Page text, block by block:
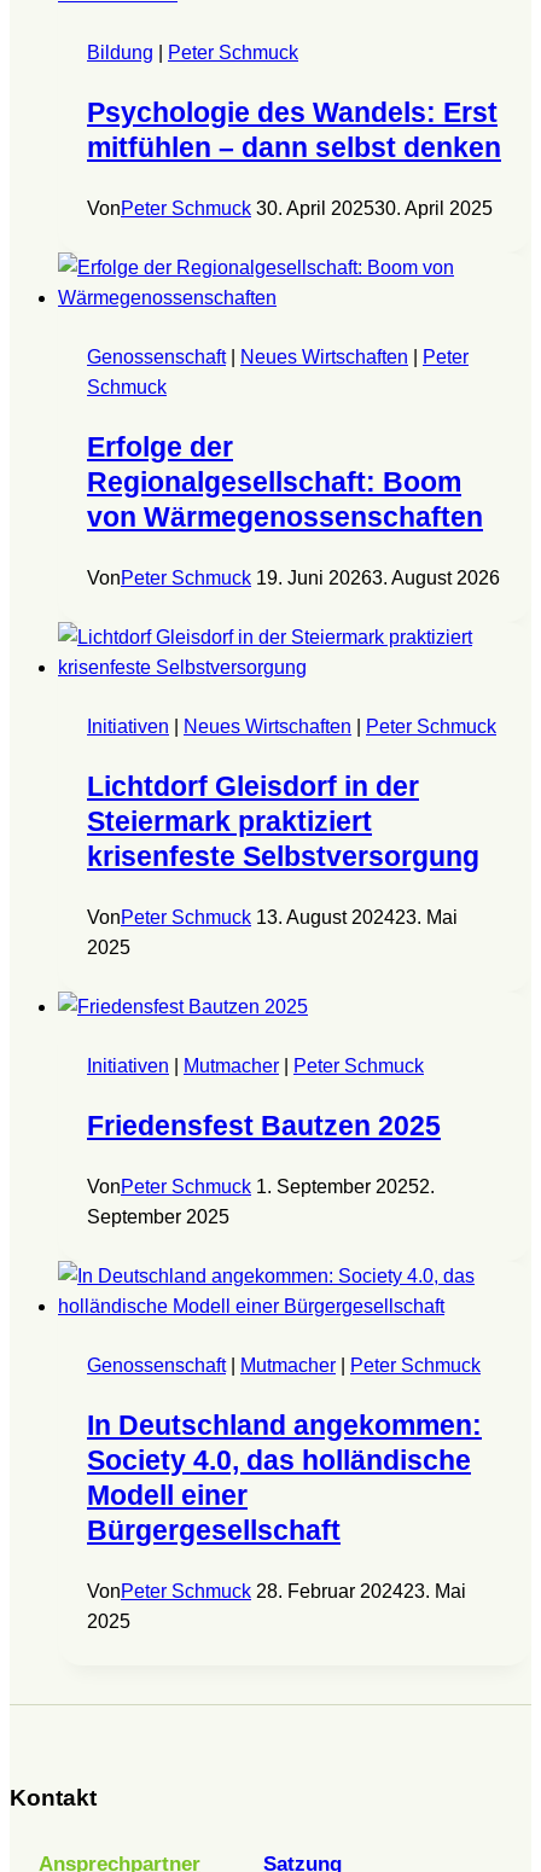
Bildung Peter Schmuck
Psychologie des Wandels: Erst
mitfühlen – dann selbst denken
VonPeter Schmuck 30. April 202530. April 2025
Genossenschaft| Neues Wirtschaften
Peter
Schmuck
Erfolge der
Regionalgesellschaft: Boom
von Wärmegenossenschaften
VonPeter Schmuck 19. Juni 20263. August 2026
Initiativen Neues Wirtschaften Peter Schmuck
Lichtdorf Gleisdorf in der
Steiermark praktiziert
krisenfeste Selbstversorgung
VonPeter Schmuck 13. August 202423. Mai
2025
Initiativen Mutmacher Peter Schmuck
Friedensfest Bautzen 2025
VonPeter Schmuck 1. September 20252.
September 2025
Genossenschaft| Mutmacher Peter Schmuck
In Deutschland angekommen:
Society 4.0, das holländische
Modell einer
Bürgergesellschaft
VonPeter Schmuck 28. Februar 202423. Mai
2025
Kontakt
Ansprechpartner Satzung